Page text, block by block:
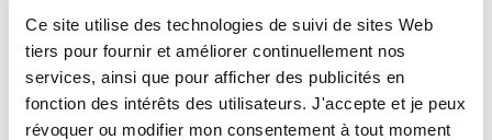
Ce site utilise des technologies de suivi de sites Web
tiers pour fournir et améliorer continuellement nos
services, ainsi que pour afficher des publicités en
fonction des intérêts des utilisateurs. J'accepte et je peux
révoquer ou modifier mon consentement à tout moment